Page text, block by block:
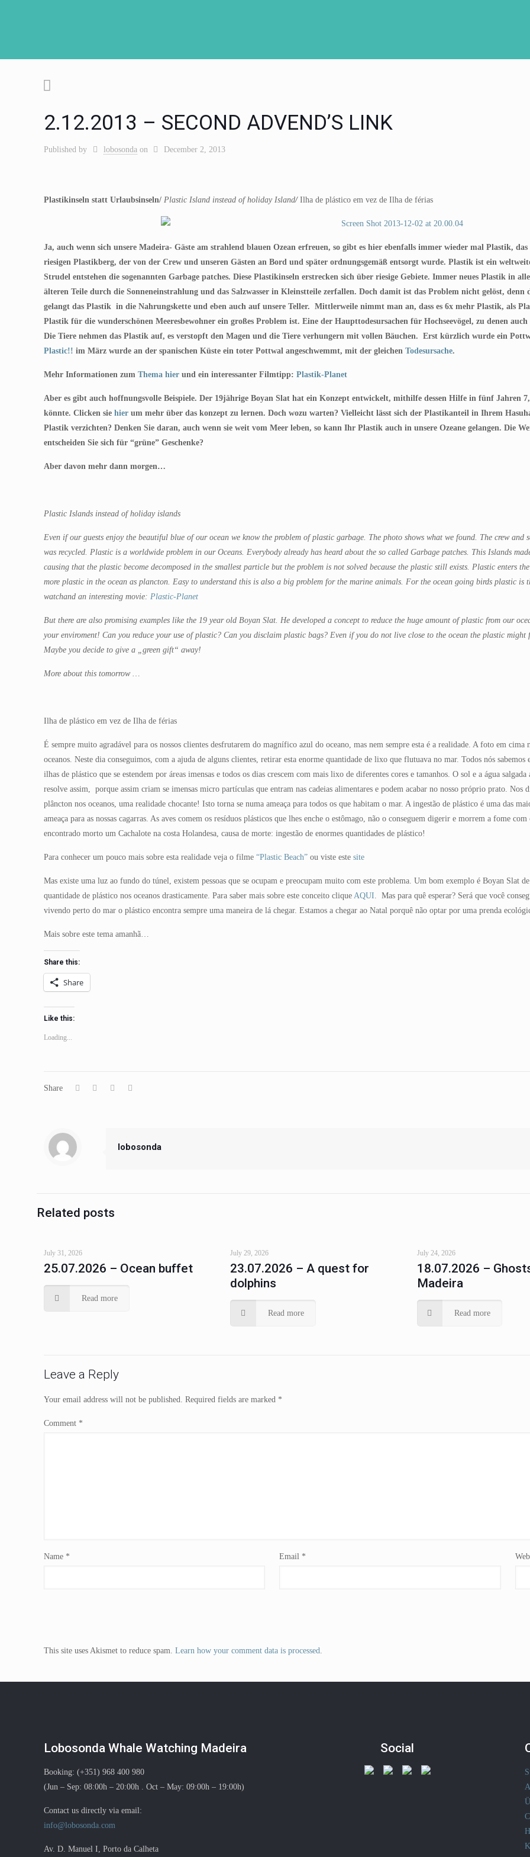
2.12.2013 – SECOND ADVEND’S LINK
Published by lobosonda on December 2, 2013
Plastikinseln statt Urlaubsinseln/Plastic Island instead of holiday Island/Ilha de plástico em vez de Ilha de férias
Ja, auch wenn sich unsere Madeira- Gäste am strahlend blauen Ozean erfreuen, so gibt es hier ebenfalls immer wieder mal Plastik,
riesigen Plastikberg, der von der Crew und unseren Gästen an Bord und später ordnungsgemäß entsorgt wurde. Plastik ist ein
Strudel entstehen die sogenannten Garbage patches. Diese Plastikinseln erstrecken sich über riesige Gebiete. Immer neues Plastik in
älteren Teile durch die Sonneneinstrahlung und das Salzwasser in Kleinstteile zerfallen. Doch damit ist das Problem nicht gelöst,
gelangt das Plastik in die Nahrungskette und eben auch auf unsere Teller. Mittlerweile nimmt man an, dass es 6x mehr Plastik, als
Plastik für die wunderschönen Meeresbewohner ein großes Problem ist. Eine der Haupttodesursachen für Hochseevögel, zu denen
Die Tiere nehmen das Plastik auf, es verstopft den Magen und die Tiere verhungern mit vollen Bäuchen. Erst kürzlich wurde ein
Plastic!! im März wurde an der spanischen Küste ein toter Pottwal angeschwemmt, mit der gleichen Todesursache.
Mehr Informationen zumThema hier und ein interessanter Filmtipp:Plastik-Planet
Aber es gibt auch hoffnungsvolle Beispiele. Der 19jährige Boyan Slat hat ein Konzept entwickelt, mithilfe dessen Hilfe in fünf Jahren
könnte. Clicken siehier um mehr über das konzept zu lernen. Doch wozu warten? Vielleicht lässt sich der Plastikanteil in Ihrem
Plastik verzichten? Denken Sie daran, auch wenn sie weit vom Meer leben, so kann Ihr Plastik auch in unsere Ozeane gelangen. Die
entscheiden Sie sich für “grüne” Geschenke?
Aber davon mehr dann morgen…
Plastic Islands instead of holiday islands
Even if our guests enjoy the beautiful blue of our ocean we know the problem of plastic garbage. The photo shows what we found. The crew
was recycled. Plastic is a worldwide problem in our Oceans. Everybody already has heard about the so called Garbage patches. This Islands
causing that the plastic become decomposed in the smallest particle but the problem is not solved because the plastic still exists. Plastic enters
more plastic in the ocean as plancton. Easy to understand this is also a big problem for the marine animals. For the ocean going birds plastic
watchand an interesting movie:Plastic-Planet
But there are also promising examples like the 19 year old Boyan Slat. He developed a concept to reduce the huge amount of plastic from our
your enviroment! Can you reduce your use of plastic? Can you disclaim plastic bags? Even if you do not live close to the ocean the plastic
Maybe you decide to give a „green gift“ away!
More about this tomorrow …
Ilha de plástico em vez de Ilha de férias
É sempre muito agradável para os nossos clientes desfrutarem do magnífico azul do oceano, mas nem sempre esta é a realidade. A foto em
oceanos. Neste dia conseguimos, com a ajuda de alguns clientes, retirar esta enorme quantidade de lixo que flutuava no mar. Todos nós
ilhas de plástico que se estendem por áreas imensas e todos os dias crescem com mais lixo de diferentes cores e tamanhos. O sol e a água
resolve assim, porque assim criam se imensas micro partículas que entram nas cadeias alimentares e podem acabar no nosso próprio prato. Nos
plâncton nos oceanos, uma realidade chocante! Isto torna se numa ameaça para todos os que habitam o mar. A ingestão de plástico é uma das
ameaça para as nossas cagarras. As aves comem os resíduos plásticos que lhes enche o estômago, não o conseguem digerir e morrem a fome
encontrado morto um Cachalote na costa Holandesa, causa de morte: ingestão de enormes quantidades de plástico!
Para conhecer um pouco mais sobre esta realidade veja o filme“Plastic Beach” ou viste estesite
Mas existe uma luz ao fundo do túnel, existem pessoas que se ocupam e preocupam muito com este problema. Um bom exemplo é Boyan Slat
quantidade de plástico nos oceanos drasticamente. Para saber mais sobre este conceito cliqueAQUI. Mas para quê esperar? Será que você
vivendo perto do mar o plástico encontra sempre uma maneira de lá chegar. Estamos a chegar ao Natal porquê não optar por uma prenda
Mais sobre este tema amanhã…
Share this:
Share
Like this:
Loading...
Share
lobosonda
Related posts
July 31, 2026
25.07.2026 – Ocean buffet
Read more
July 29, 2026
23.07.2026 – A quest for
dolphins
Read more
July 24, 2026
18.07.2026 –
Madeira
Read more
Leave a Reply
Your email address will not be published. Required fields are marked *
Comment *
Name * Email *
This site uses Akismet to reduce spam. Learn how your comment data is processed.
Lobosonda Whale Watching Madeira
Booking: (+351) 968 400 980
(Jun – Sep: 08:00h – 20:00h . Oct – May: 09:00h – 19:00h)
Contact us directly via email:
info@lobosonda.com
Av. D. Manuel I, Porto da Calheta
Social